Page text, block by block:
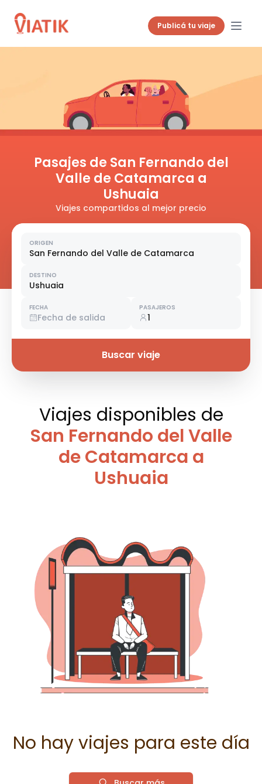
Publicá tu viaje
Pasajes de San Fernando del
Valle de Catamarca a
Ushuaia
Viajes compartidos al mejor precio
ORIGEN
San Fernando del Valle de Catamarca
DESTINO
Ushuaia
FECHA
Fecha de salida
PASAJEROS
1
Buscar viaje
Viajes disponibles de
San Fernando del Valle
de Catamarca a
Ushuaia
No hay viajes para este día